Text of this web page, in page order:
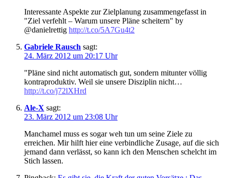
Interessante Aspekte zur Zielplanung zusammengefasst in
"Ziel verfehlt – Warum unsere Pläne scheitern" by
@danielrettig http://t.co/5A7Gu4t2
Gabriele Rausch sagt:
24. März 2012 um 20:17 Uhr
"Pläne sind nicht automatisch gut, sondern mitunter völlig
kontraproduktiv. Weil sie unsere Disziplin nicht…
http://t.co/j72lXHrd
Ale-X sagt:
23. März 2012 um 23:08 Uhr
Manchamel muss es sogar weh tun um seine Ziele zu
erreichen. Mir hilft hier eine verbindliche Zusage, auf die sich
jemand dann verlässt, so kann ich den Menschen schelcht im
Stich lassen.